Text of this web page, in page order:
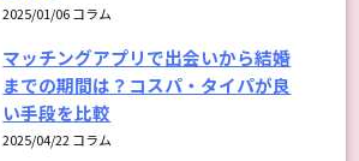
2025/01/06 コラム
マッチングアプリで出会いから結婚
までの期間は？コスパ・タイパが良
い手段を比較
2025/04/22 コラム